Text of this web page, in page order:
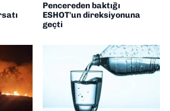
Pencereden baktığı
ESHOT'un direksiyonuna
geçti